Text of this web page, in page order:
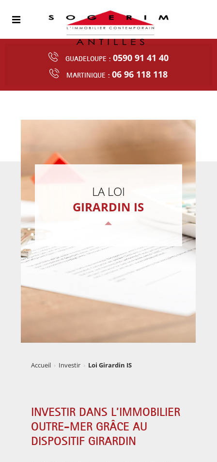
GUADELOUPE : 0590 91 41 40
MARTINIQUE : 06 96 118 118
LA LOI
GIRARDIN IS
Accueil Investir Loi Girardin IS
INVESTIR DANS L’IMMOBILIER
OUTRE-MER GRÂCE AU
DISPOSITIF GIRARDIN